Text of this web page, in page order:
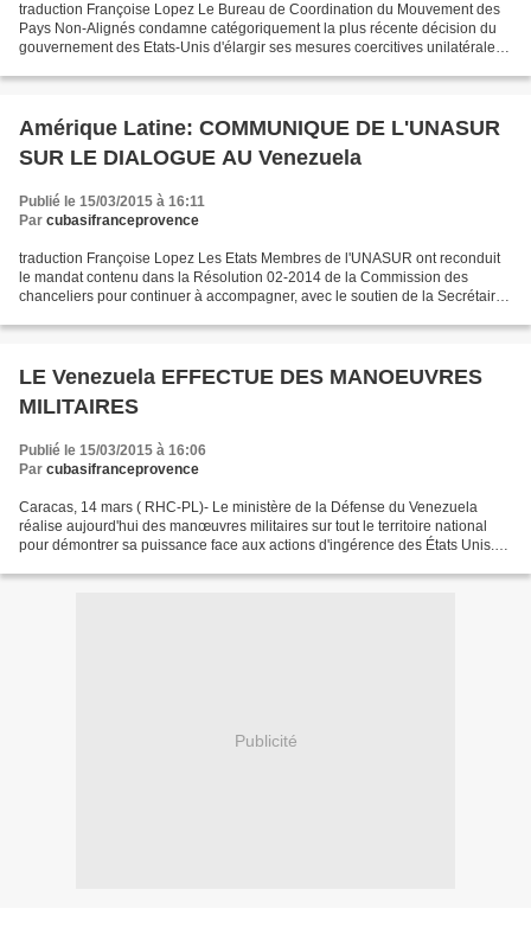
traduction Françoise Lopez Le Bureau de Coordination du Mouvement des
Pays Non-Alignés condamne catégoriquement la plus récente décision du
gouvernement des Etats-Unis d'élargir ses mesures coercitives unilatérales
Amérique Latine: COMMUNIQUE DE L'UNASUR
SUR LE DIALOGUE AU Venezuela
Publié le 15/03/2015 à 16:11
Par cubasifranceprovence
traduction Françoise Lopez Les Etats Membres de l'UNASUR ont reconduit
le mandat contenu dans la Résolution 02-2014 de la Commission des
chanceliers pour continuer à accompagner, avec le soutien de la Secrétaire
LE Venezuela EFFECTUE DES MANOEUVRES
MILITAIRES
Publié le 15/03/2015 à 16:06
Par cubasifranceprovence
Caracas, 14 mars ( RHC-PL)- Le ministère de la Défense du Venezuela
réalise aujourd'hui des manœuvres militaires sur tout le territoire national
pour démontrer sa puissance face aux actions d'ingérence des États Unis.
Publicité